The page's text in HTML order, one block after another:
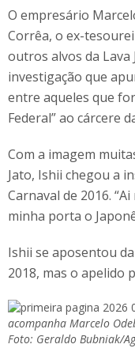
O empresário
Corrêa, o ex-
outros alvos da
investigação que
entre aqueles que
Federal” ao cárcere
Com a imagem
Jato, Ishii chegou a
Carnaval de 2016.
minha porta o
Ishii se aposentou
2018, mas o apelido
acompanha Marcelo
Foto: Geraldo Bubniak/